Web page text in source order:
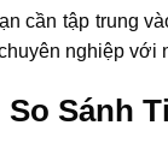
cần tập trung
nghiệp với
Sánh